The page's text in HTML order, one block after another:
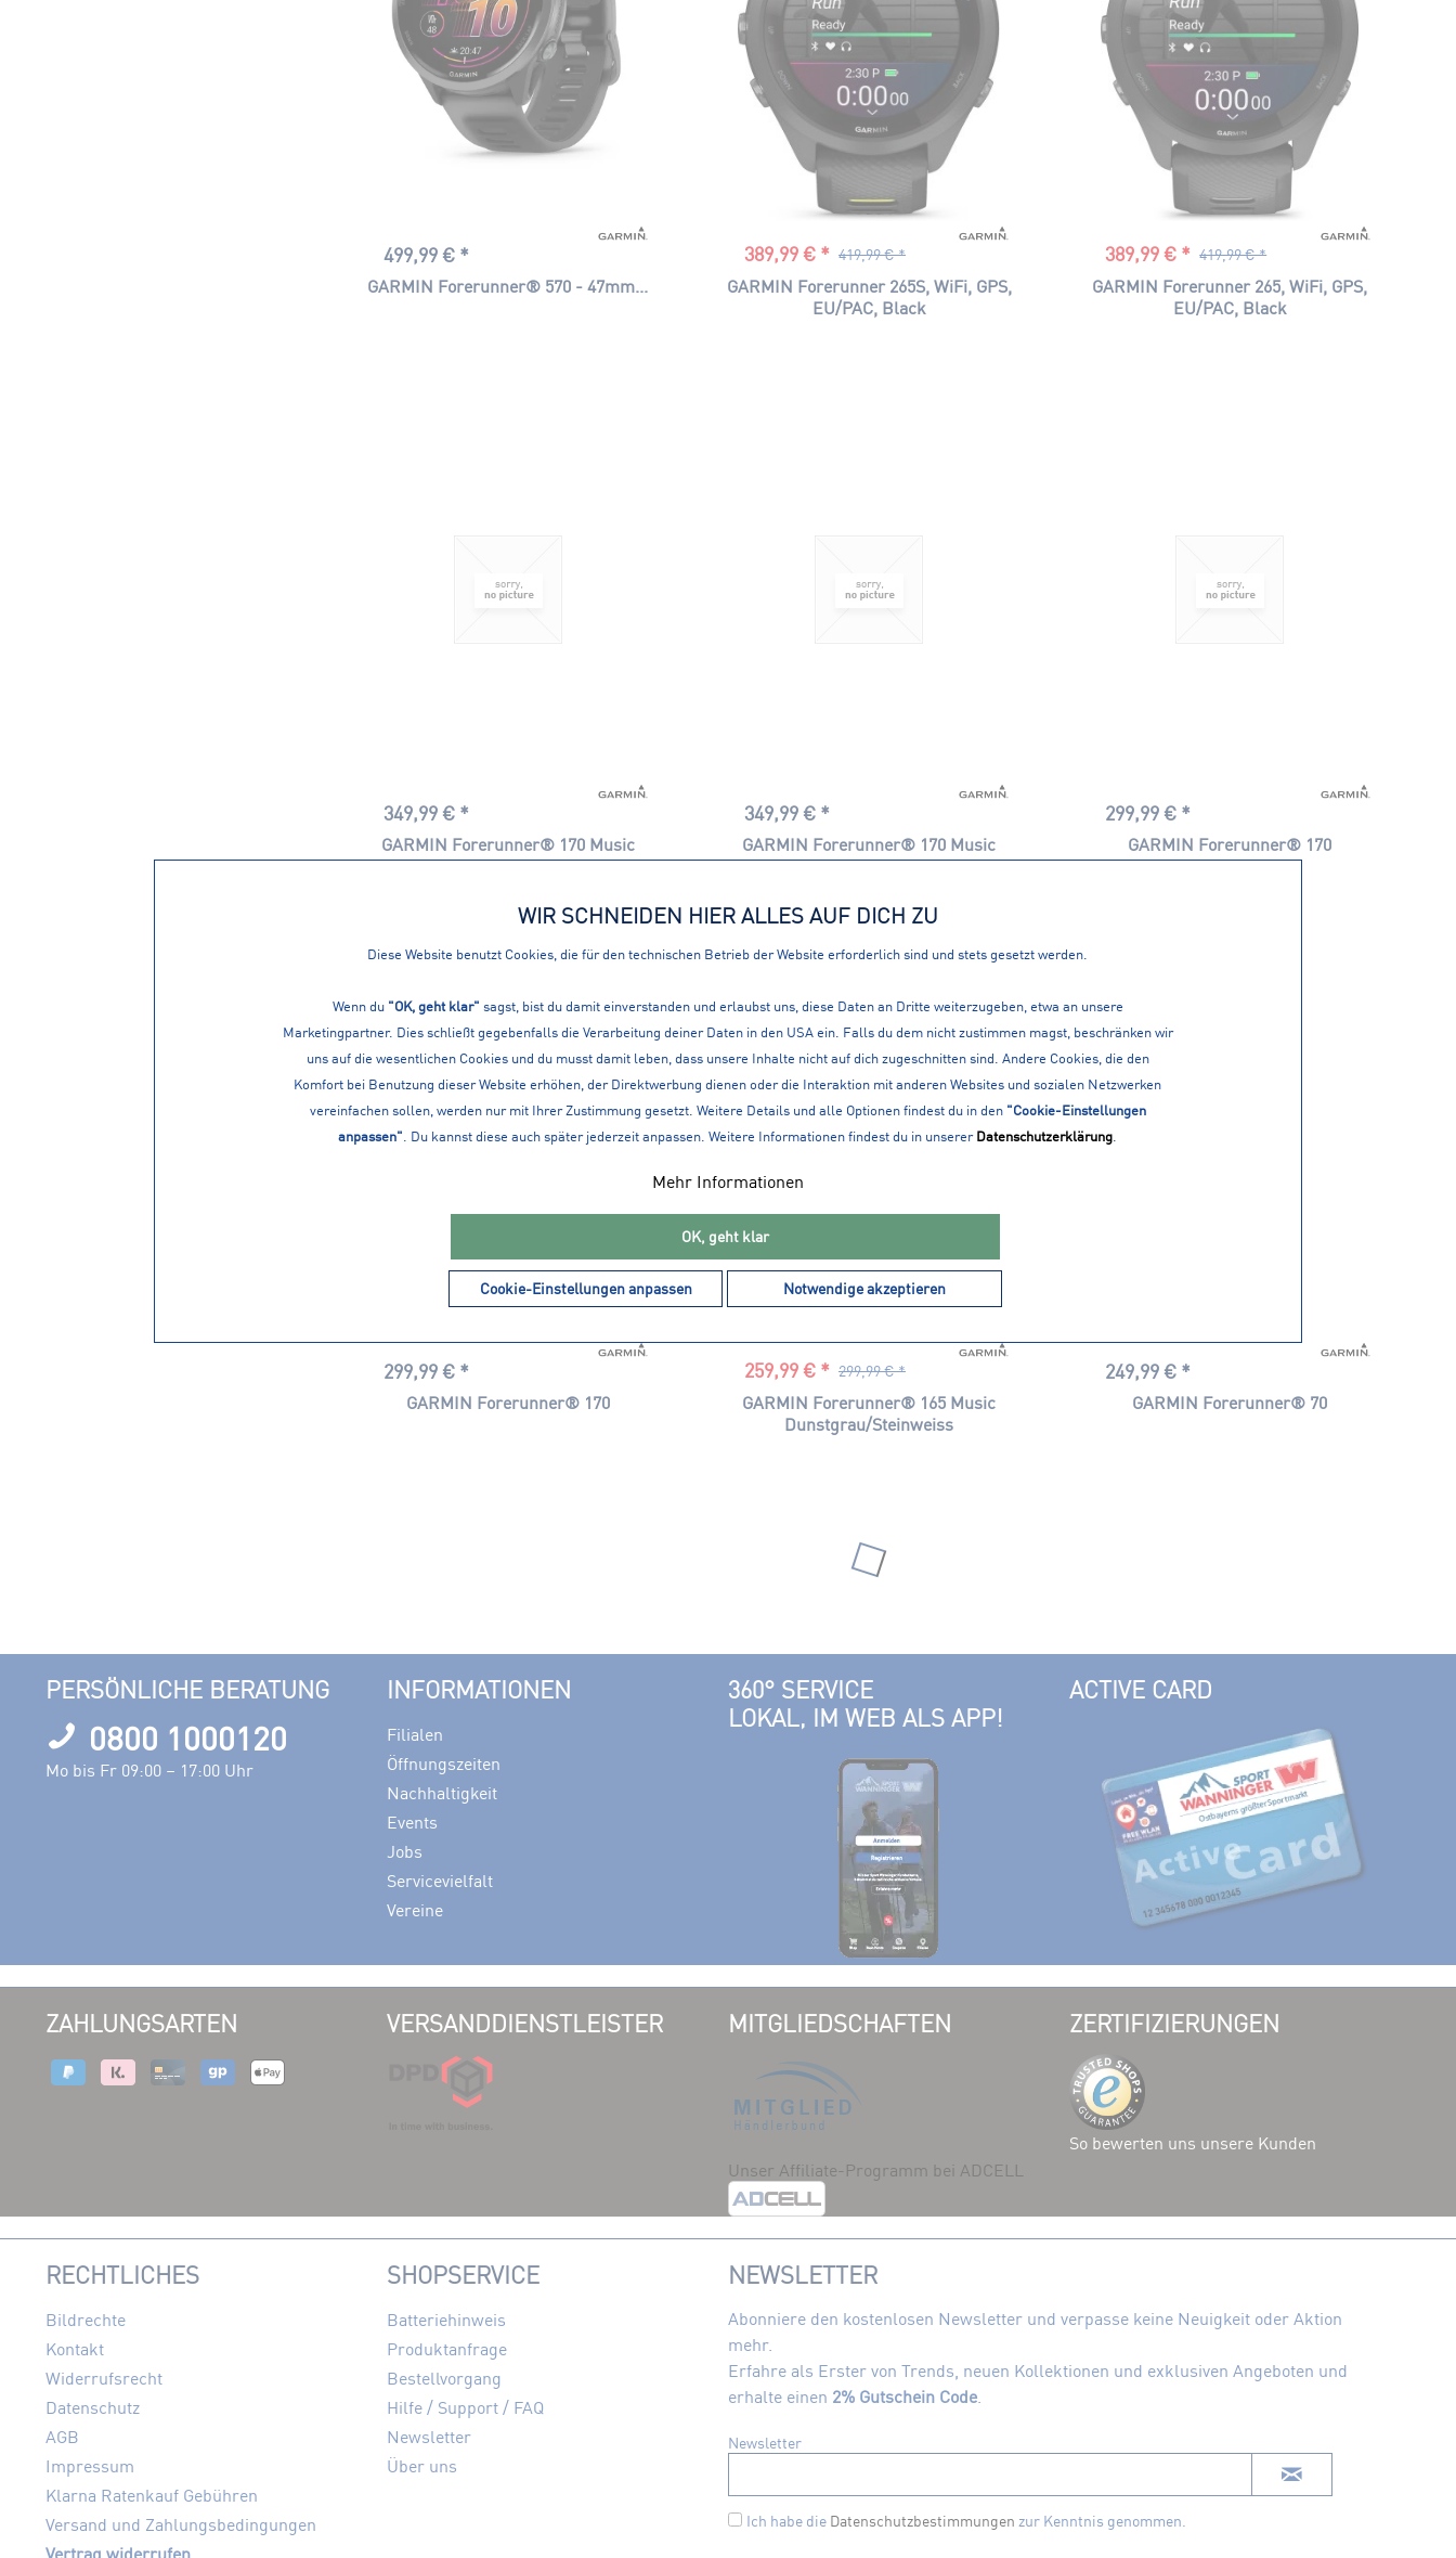
GARMIN Forerunner® 570 - 47mm...
499,99 € *
GARMIN Forerunner 265S, WiFi, GPS,
EU/PAC, Black
419,99 € *
389,99 € *
GARMIN Forerunner 265, WiFi, GPS,
EU/PAC, Black
419,99 € *
389,99 € *
GARMIN Forerunner® 170 Music
349,99 € *
GARMIN Forerunner® 170 Music
349,99 € *
GARMIN Forerunner® 170
299,99 € *
GARMIN Forerunner® 170
299,99 € *
GARMIN Forerunner® 165 Music
Dunstgrau/Steinweiss
299,99 € *
259,99 € *
GARMIN Forerunner® 70
249,99 € *
PERSÖNLICHE BERATUNG
0800 1000120
Mo bis Fr 09:00 – 17:00 Uhr
INFORMATIONEN
Filialen
Öffnungszeiten
Nachhaltigkeit
Events
Jobs
Servicevielfalt
Vereine
360° SERVICE
LOKAL, IM WEB ALS APP!
ACTIVE CARD
ZAHLUNGSARTEN VERSANDDIENSTLEISTER MITGLIEDSCHAFTEN
Unser Affiliate-Programm bei ADCELL
ZERTIFIZIERUNGEN
So bewerten uns unsere Kunden
RECHTLICHES
Bildrechte
Kontakt
Widerrufsrecht
Datenschutz
AGB
Impressum
Klarna Ratenkauf Gebühren
Versand und Zahlungsbedingungen
Vertrag widerrufen
SHOPSERVICE
Batteriehinweis
Produktanfrage
Bestellvorgang
Hilfe / Support / FAQ
Newsletter
Über uns
NEWSLETTER
Abonniere den kostenlosen Newsletter und verpasse keine Neuigkeit oder Aktion
mehr.
Erfahre als Erster von Trends, neuen Kollektionen und exklusiven Angeboten und
erhalte einen 2% Gutschein Code
Newsletter
Ich habe die Datenschutzbestimmungen zur Kenntnis genommen.
WIR SCHNEIDEN HIER ALLES AUF DICH ZU
Diese Website benutzt Cookies, die für den technischen Betrieb der Website erforderlich sind und stets gesetzt werden.
Wenn du "OK, geht klar" sagst, bist du damit einverstanden und erlaubst uns, diese Daten an Dritte weiterzugeben, etwa an unsere
Marketingpartner. Dies schließt gegebenfalls die Verarbeitung deiner Daten in den USA ein. Falls du dem nicht zustimmen magst, beschränken wir
uns auf die wesentlichen Cookies und du musst damit leben, dass unsere Inhalte nicht auf dich zugeschnitten sind. Andere Cookies, die den
Komfort bei Benutzung dieser Website erhöhen, der Direktwerbung dienen oder die Interaktion mit anderen Websites und sozialen Netzwerken
vereinfachen sollen, werden nur mit Ihrer Zustimmung gesetzt. Weitere Details und alle Optionen findest du in den "Cookie-Einstellungen
anpassen" . Du kannst diese auch später jederzeit anpassen. Weitere Informationen findest du in unsererDatenschutzerklärung
Mehr Informationen
OK, geht klar
Cookie-Einstellungen anpassen Notwendige akzeptieren